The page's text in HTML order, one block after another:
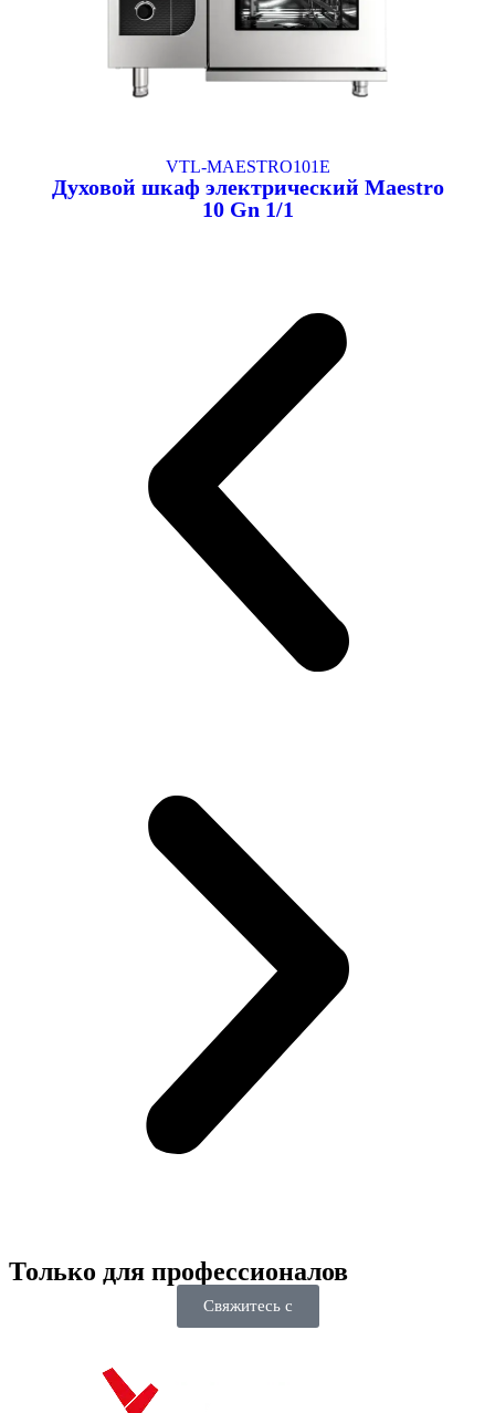
VTL-MAESTRO101E
Духовой шкаф электрический Maestro
10 Gn 1/1
Только для профессионалов
Свяжитесь с